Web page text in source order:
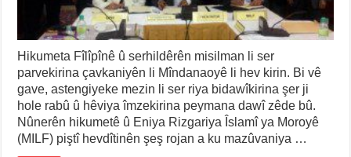
Hikumeta Fîlîpînê û serhildêrên misilman li ser
parvekirina çavkaniyên li Mîndanaoyê li hev kirin. Bi vê
gave, astengiyeke mezin li ser riya bidawîkirina şer ji
hole rabû û hêviya îmzekirina peymana dawî zêde bû.
Nûnerên hikumetê û Eniya Rizgariya Îslamî ya Moroyê
(MILF) piştî hevdîtinên şeş rojan a ku mazûvaniya …